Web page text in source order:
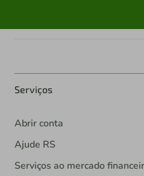
Serviços
Abrir conta
Ajude RS
Serviços ao mercado